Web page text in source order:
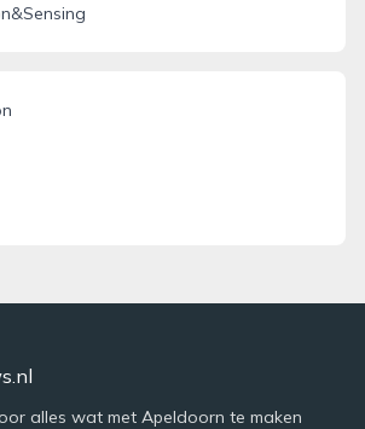
alles wat met Apeldoorn te maken